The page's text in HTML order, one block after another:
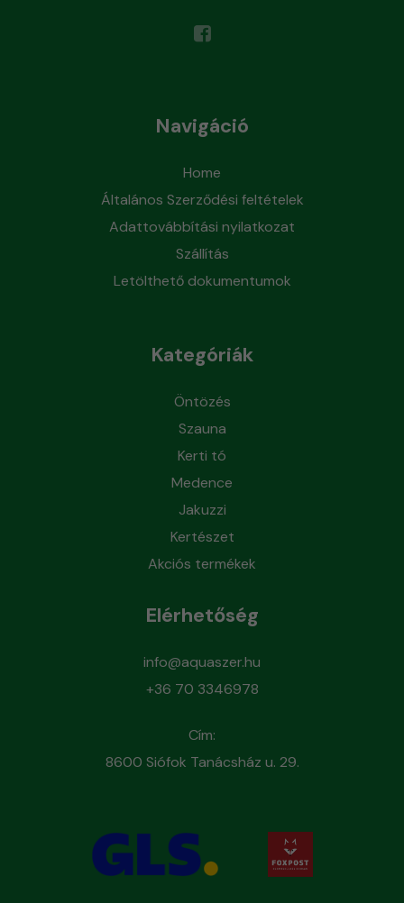
Navigáció
Home
Általános Szerződési feltételek
Adattovábbítási nyilatkozat
Szállítás
Letölthető dokumentumok
Kategóriák
Öntözés
Szauna
Kerti tó
Medence
Jakuzzi
Kertészet
Akciós termékek
Elérhetőség
info@aquaszer.hu
+36 70 3346978
Cím:
8600 Siófok Tanácsház u. 29.